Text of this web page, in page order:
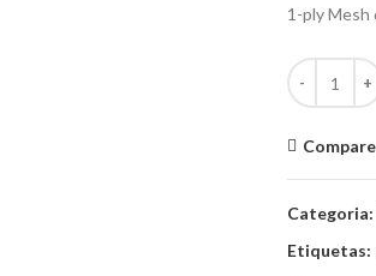
1-ply Mesh
Compare
Categoria:
Etiquetas: